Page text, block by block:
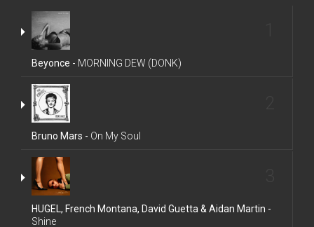
Beyonce - MORNING DEW (DONK)
Bruno Mars - On My Soul
HUGEL, French Montana, David Guetta & Aidan Martin -
Shine